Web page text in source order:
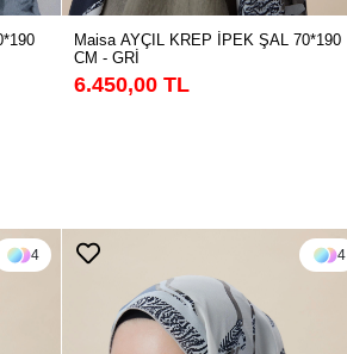
Maisa AYÇIL KREP İPEK ŞAL 70*190
CM - GRİ
6.450,00 TL
4 4